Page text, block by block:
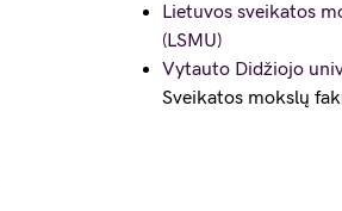
Lietuvos sveikatos
(LSMU)
Vytauto Didžiojo
Sveikatos mokslų